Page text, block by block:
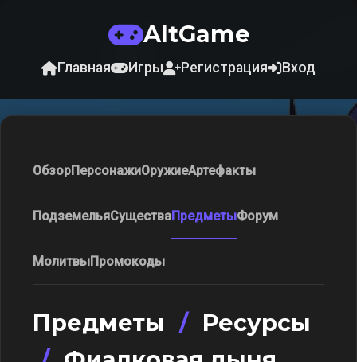
AltGame
Главная Игры Регистрация Вход
ОбзорПерсонажиОружиеАртефакты
ПодземельяСуществаПредметыФорум
МолитвыПромокоды
Предметы / Ресурсы